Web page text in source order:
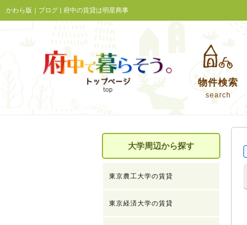
かわら版｜ブログ | 府中の賃貸は明星商事
物件検索
search
大学周辺から探す
東京農工大学の賃貸
東京経済大学の賃貸